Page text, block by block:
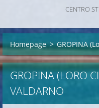
CENTRO
Homepage > GROPINA
GROPINA (LORO
VALDARNO